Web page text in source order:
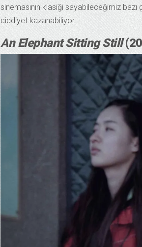
sinemasının klasiği sayabileceğimiz
ciddiyet kazanabiliyor.
An Elephant Sitting Still